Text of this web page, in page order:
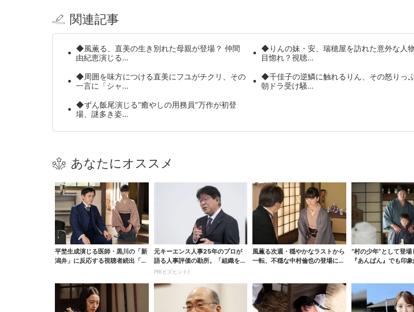
関連記事
◆風薫る、直美の生き別れた母親が登場？ 仲間
由紀恵演じる…
◆りんの妹・安、瑞穂屋を訪れた意外な人
目惚れ？視聴…
◆周囲を味方につける直美にフユがチクリ、その
一言に「シャ…
◆千佳子の逆鱗に触れるりん、その怒りっ
朝ドラ受け騒…
◆ずん飯尾演じる“癒やしの用務員”万作が初登
場、謎多き姿…
あなたにオススメ
平埜生成演じる医師・黒川の「新
潟弁」に反応する視聴者続出「グ
元キーエンス人事25年のプロが
語る人事評価の勘所。「組織を腐
らせるNG評価」とは...
PR(ビズヒント)
風薫る次週・穏やかなラストから
一転、不穏な中村倫也の登場に視
“村の少年”として登場
『あんぱん』でも印